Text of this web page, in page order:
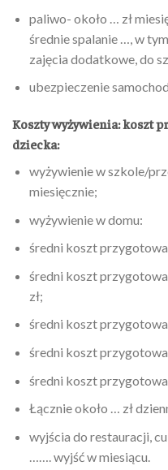
paliwo- około … zł
średnie spalanie …, w
zajęcia dodatkowe, do
ubezpieczenie
Koszty wyżywienia: koszt
dziecka:
wyżywienie w szkole/
miesięcznie;
wyżywienie w domu:
średni koszt
średni koszt
zł;
średni koszt
średni koszt
średni koszt
Łącznie około … zł
wyjścia do restauracji,
……. wyjść w miesiącu.